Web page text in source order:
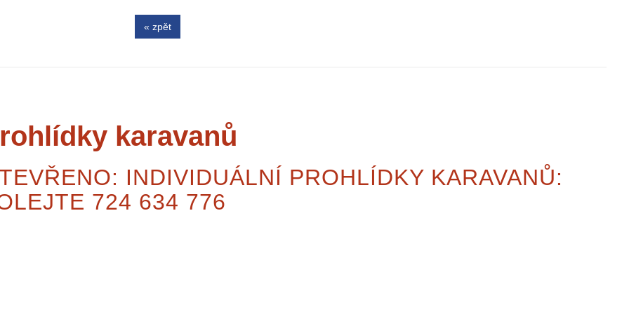
« zpět
karavanů
INDIVIDUÁLNÍ PROHLÍDKY KARAVANŮ:
724 634 776